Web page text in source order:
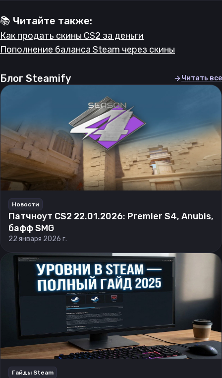
📚 Читайте также:
Как продать скины CS2 за деньги
Пополнение баланса Steam через скины
Блог Steamify Читать все
Новости
Патчноут CS2 22.01.2026: Premier S4, Anubis,
бафф SMG
22 января 2026 г.
Гайды Steam